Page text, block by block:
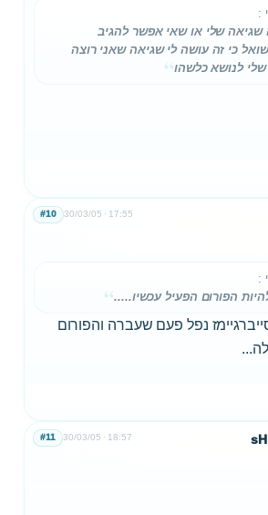
:
שגיאה שלי או שאי אפשר להגיב
שואל כי זה עושה לי שגיאה שאני רוצה
לנושא כלשהו
30/03/05 17:55
#10
:
נפל פעם שעברה והפורום
30/03/05 18:57
#11